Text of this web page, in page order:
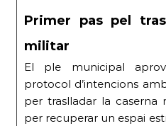
Primer pas pel
militar
El ple municipal
protocol d’intencions
per traslladar la caserna
per recuperar un espai